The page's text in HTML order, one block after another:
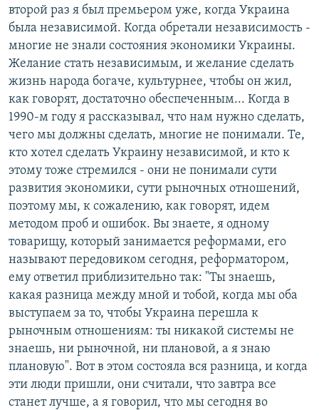
второй раз я был премьером уже, когда Украина
была независимой. Когда обретали независимость -
многие не знали состояния экономики Украины.
Желание стать независимым, и желание сделать
жизнь народа богаче, культурнее, чтобы он жил,
как говорят, достаточно обеспеченным... Когда в
1990-м году я рассказывал, что нам нужно сделать,
чего мы должны сделать, многие не понимали. Те,
кто хотел сделать Украину независимой, и кто к
этому тоже стремился - они не понимали сути
развития экономики, сути рыночных отношений,
поэтому мы, к сожалению, как говорят, идем
методом проб и ошибок. Вы знаете, я одному
товарищу, который занимается реформами, его
называют передовиком сегодня, реформатором,
ему ответил приблизительно так: "Ты знаешь,
какая разница между мной и тобой, когда мы оба
выступаем за то, чтобы Украина перешла к
рыночным отношениям: ты никакой системы не
знаешь, ни рыночной, ни плановой, а я знаю
плановую". Вот в этом состояла вся разница, и когда
эти люди пришли, они считали, что завтра все
станет лучше, а я говорил, что мы сегодня во